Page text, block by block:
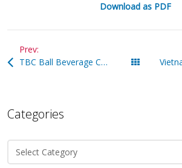
Download as PDF
Prev:
TBC Ball Beverage Can Viet Nam Limited
All Posts
Categories